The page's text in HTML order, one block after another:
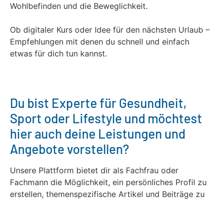
Wohlbefinden und die Beweglichkeit.
Ob digitaler Kurs oder Idee für den nächsten Urlaub –
Empfehlungen mit denen du schnell und einfach
etwas für dich tun kannst.
Du bist Experte für Gesundheit,
Sport oder Lifestyle und möchtest
hier auch deine Leistungen und
Angebote vorstellen?
Unsere Plattform bietet dir als Fachfrau oder
Fachmann die Möglichkeit, ein persönliches Profil zu
erstellen, themenspezifische Artikel und Beiträge zu